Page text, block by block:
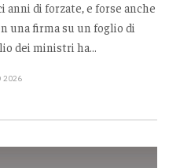
di forzate, e forse anche
una firma su un foglio di
dei ministri ha...
2026